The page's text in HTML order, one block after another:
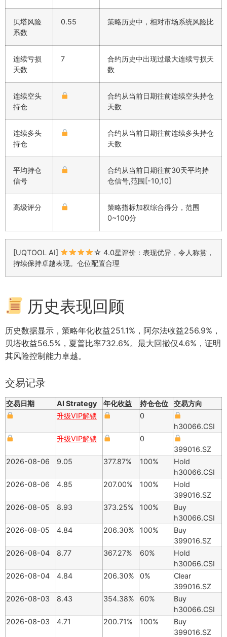
贝塔风险
系数
0.55 策略历史中，相对市场系统风险比
连续亏损
天数
7
合约历史中出现过最大连续亏损天
数
连续空头
持仓
合约从当前日期往前连续空头持仓
天数
连续多头
持仓
合约从当前日期往前连续多头持仓
天数
平均持仓
信号
合约从当前日期往前30天平均持
仓信号,范围[-10,10]
高级评分
策略指标加权综合得分，范围
0~100分
[UQTOOL AI]
☆ 4.0星评价：表现优异，令人称赏，
持续保持卓越表现。仓位配置合理
历史表现回顾
历史数据显示，策略年化收益251.1%，阿尔法收益256.9%，
贝塔收益56.5%，夏普比率732.6%。最大回撤仅4.6%，证明
其风险控制能力卓越。
交易记录
交易日期 AI Strategy 年化收益 持仓仓位
交易方向
升级VIP解锁
0
h30066.CSI
升级VIP解锁
0
399016.SZ
2026-08-06
9.05 377.87% 100%
Hold
h30066.CSI
2026-08-06
4.85 207.00% 100%
Hold
399016.SZ
2026-08-05
8.93 373.25% 100%
Buy
h30066.CSI
2026-08-05
4.84 206.30% 100%
Buy
399016.SZ
2026-08-04
8.77 367.27% 60%
Hold
h30066.CSI
2026-08-04
4.84 206.30% 0%
Clear
399016.SZ
2026-08-03
8.43 354.38% 60%
Buy
h30066.CSI
2026-08-03
4.71 200.71% 100%
Buy
399016.SZ